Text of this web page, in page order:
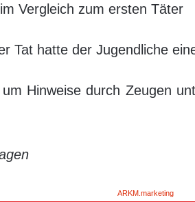
Vergleich zum ersten Täter
Tat hatte der Jugendliche
Hinweise durch Zeugen
ARKM.marketing